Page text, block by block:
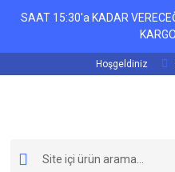
SAAT 15:30'a KADAR
Hoşgeldiniz